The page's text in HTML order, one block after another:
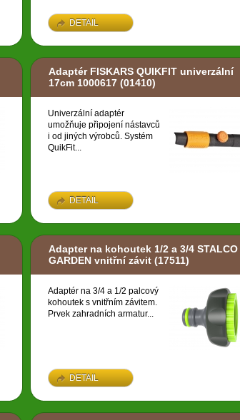
DETAIL
Adaptér FISKARS QUIKFIT univerzální
17cm 1000617 (01410)
Univerzální adaptér
umožňuje připojení nástavců
i od jiných výrobců. Systém
QuikFit...
DETAIL
Adapter na kohoutek 1/2 a 3/4 STALCO
GARDEN vnitřní závit (17511)
Adaptér na 3/4 a 1/2 palcový
kohoutek s vnitřním závitem.
Prvek zahradních armatur...
DETAIL